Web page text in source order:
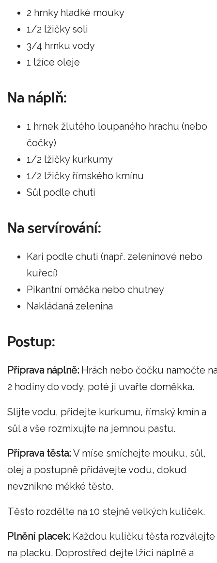
2 hrnky hladké mouky
1/2 lžičky soli
3/4 hrnku vody
1 lžíce oleje
Na náplň:
1 hrnek žlutého loupaného hrachu (nebo
čočky)
1/2 lžičky kurkumy
1/2 lžičky římského kmínu
Sůl podle chuti
Na servírování:
Kari podle chuti (např. zeleninové nebo
kuřecí)
Pikantní omáčka nebo chutney
Nakládaná zelenina
Postup:
Příprava náplně: Hrách nebo čočku namočte
2 hodiny do vody, poté ji uvařte doměkka.
Slijte vodu, přidejte kurkumu, římský kmín a
sůl a vše rozmixujte na jemnou pastu.
Příprava těsta: V míse smíchejte mouku, sůl,
olej a postupně přidávejte vodu, dokud
nevznikne měkké těsto.
Těsto rozdělte na 10 stejně velkých kuliček.
Plnění placek: Každou kuličku těsta rozválejte
na placku. Doprostřed dejte lžíci náplně a